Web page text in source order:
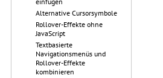
Alternative Cursorsymbole
Rollover-Effekte ohne
JavaScript
Textbasierte
Navigationsmenüs und
Rollover-Effekte
kombinieren